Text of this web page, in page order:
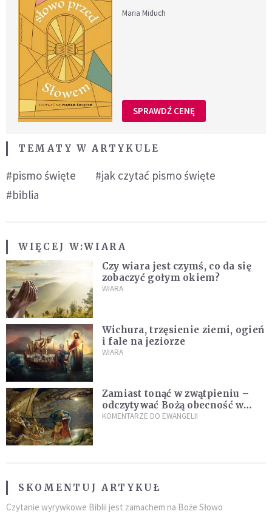
Maria Miduch
SPRAWDŹ CENĘ
TEMATY W ARTYKULE
#pismo święte
#jak czytać pismo święte
#biblia
WIĘCEJ W:WIARA
Czy wiara jest czymś, co da się
zobaczyć gołym okiem?
WIARA
Wichura, trzęsienie ziemi, ogień
i fale na jeziorze
WIARA
Zamiast tonąć w zwątpieniu –
odczytywać Bożą obecność w
burzach codziennego życia
KOMENTARZE DO EWANGELII
SKOMENTUJ ARTYKUŁ
Czytanie wyrywkowe Biblii jest zamachem na Boże Słowo